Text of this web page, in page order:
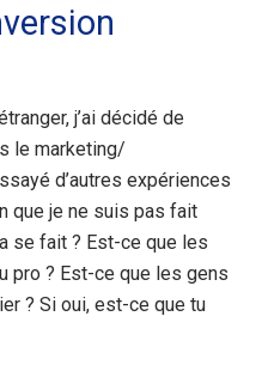
j’ai décidé de
le marketing/
d’autres expériences
que je ne suis pas fait
se fait ? Est-ce que les
pro ? Est-ce que les gens
? Si oui, est-ce que tu